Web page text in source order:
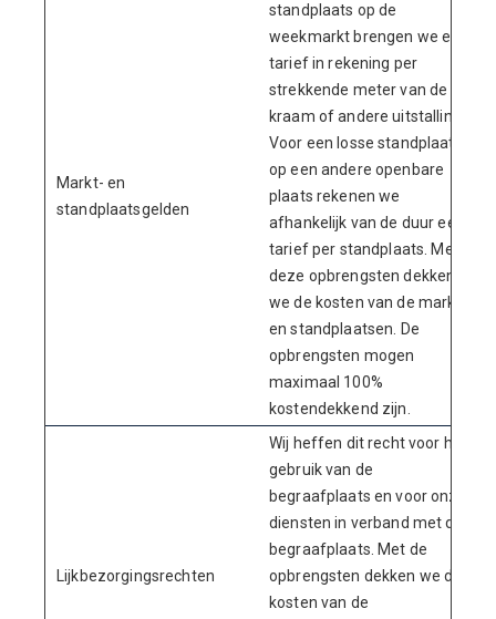
Markt- en
standplaatsgelden
standplaats op de
weekmarkt brengen we een
tarief in rekening per
strekkende meter van de
kraam of andere uitstalling.
Voor een losse standplaats
op een andere openbare
plaats rekenen we
afhankelijk van de duur een
tarief per standplaats. Met
deze opbrengsten dekken
we de kosten van de markt-
en standplaatsen. De
opbrengsten mogen
maximaal 100%
kostendekkend zijn.
Lijkbezorgingsrechten
Wij heffen dit recht voor het
gebruik van de
begraafplaats en voor onze
diensten in verband met de
begraafplaats. Met de
opbrengsten dekken we de
kosten van de